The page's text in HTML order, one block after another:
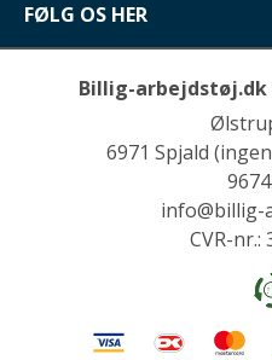
FØLG OS HER
Billig-arbejdstøj.dk
6971 Spjald
info@billig-
CVR-nr.: